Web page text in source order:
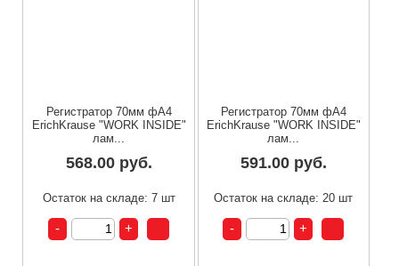
Регистратор 70мм фА4
ErichKrause "WORK INSIDE"
лам...
568.00 руб.
Остаток на складе: 7 шт
Регистратор 70мм фА4
ErichKrause "WORK INSIDE"
лам...
591.00 руб.
Остаток на складе: 20 шт